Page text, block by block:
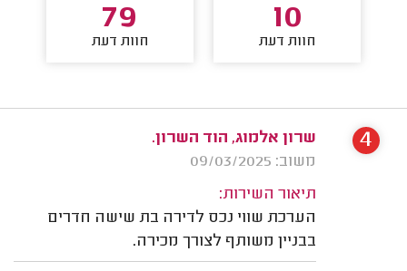
10
חוות דעת
79
חוות דעת
שרון אלמוג, הוד השרון.
משוב: 09/03/2025
תיאור השירות:
הערכת שווי נכס לדירה בת שישה חדרים
בבניין משותף לצורך מכירה.
4